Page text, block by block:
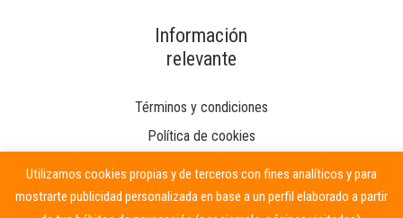
Información
relevante
Términos y condiciones
Política de cookies
Utilizamos cookies propias y de terceros con fines analíticos y para
mostrarte publicidad personalizada en base a un perfil elaborado a partir